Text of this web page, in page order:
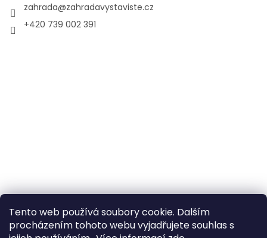
Tento web používá soubory cookie. Dalším
procházením tohoto webu vyjadřujete souhlas s
zahrada@zahradavystaviste.cz
+420 739 002 391